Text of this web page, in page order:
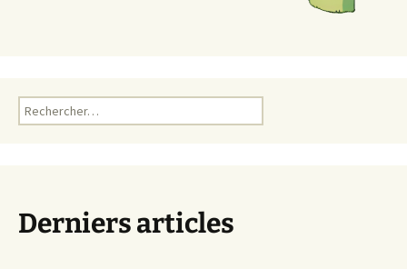
Rechercher :
Derniers articles